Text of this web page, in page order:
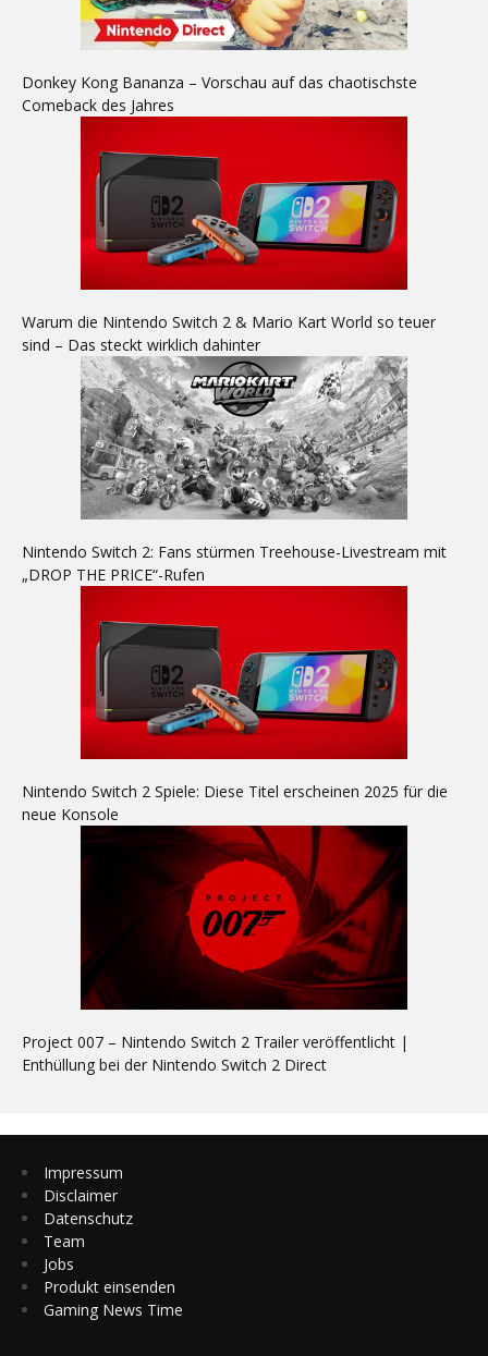
Donkey Kong Bananza – Vorschau auf das chaotischste
Comeback des Jahres
Warum die Nintendo Switch 2 & Mario Kart World so teuer
sind – Das steckt wirklich dahinter
Nintendo Switch 2: Fans stürmen Treehouse-Livestream mit
„DROP THE PRICE“-Rufen
Nintendo Switch 2 Spiele: Diese Titel erscheinen 2025 für die
neue Konsole
Project 007 – Nintendo Switch 2 Trailer veröffentlicht |
Enthüllung bei der Nintendo Switch 2 Direct
Impressum
Disclaimer
Datenschutz
Team
Jobs
Produkt einsenden
Gaming News Time